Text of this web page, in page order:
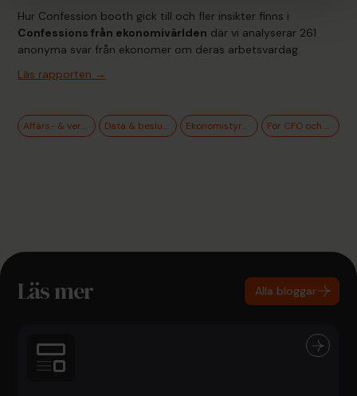
Hur Confession booth gick till och fler insikter finns i
Confessions från ekonomivärlden där vi analyserar 261
anonyma svar från ekonomer om deras arbetsvardag.
Läs rapporten →
Affärs- & verksamhetsstyrning Data & beslutsstöd Ekonomistyrning & budget För CFO och ekonomiteamet
Läs mer Alla bloggar